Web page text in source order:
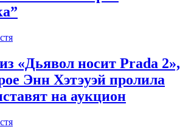
«Дьявол носит Prada 2»,
Энн Хэтэуэй пролила
на аукцион